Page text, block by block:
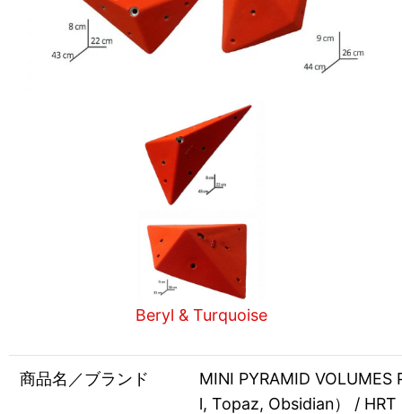
Beryl & Turquoise
商品名／ブランド
MINI PYRAMID
l, Topaz, Obsidian） / HRT